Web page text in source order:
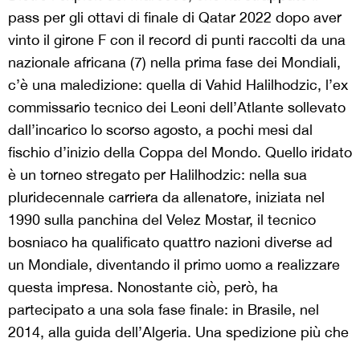
pass per gli ottavi di finale di Qatar 2022 dopo aver
vinto il girone F con il record di punti raccolti da una
nazionale africana (7) nella prima fase dei Mondiali,
c’è una maledizione: quella di Vahid Halilhodzic, l’ex
commissario tecnico dei Leoni dell’Atlante sollevato
dall’incarico lo scorso agosto, a pochi mesi dal
fischio d’inizio della Coppa del Mondo. Quello iridato
è un torneo stregato per Halilhodzic: nella sua
pluridecennale carriera da allenatore, iniziata nel
1990 sulla panchina del Velez Mostar, il tecnico
bosniaco ha qualificato quattro nazioni diverse ad
un Mondiale, diventando il primo uomo a realizzare
questa impresa. Nonostante ciò, però, ha
partecipato a una sola fase finale: in Brasile, nel
2014, alla guida dell’Algeria. Una spedizione più che